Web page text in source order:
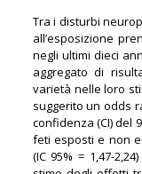
Tra i disturbi
all’esposizione
negli ultimi dieci
aggregato di
varietà nelle loro
suggerito un odds
confidenza (CI) del
feti esposti e non
(IC 95% = 1,47-